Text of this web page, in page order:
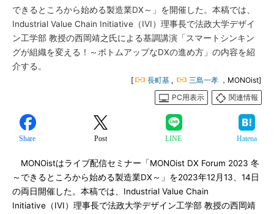
できるところから始める製造業DX～」を開催した。本稿では、
Industrial Value Chain Initiative（IVI）理事長で法政大学デザイ
ン工学部 教授の西岡靖之氏による基調講演「スマートシンキン
グが組織を変える！～ボトムアップなDXの進め方」の内容を紹
介する。
[ 長町基 , 三島一孝 ，MONOist]
PC用表示
関連情報
Share Post LINE Hatena
MONOistはライブ配信セミナー「MONOist DX Forum 2023 冬
～できるところから始める製造業DX～」を2023年12月13、14日
の両日開催した。本稿では、Industrial Value Chain
Initiative（IVI）理事長で法政大学デザイン工学部 教授の西岡靖